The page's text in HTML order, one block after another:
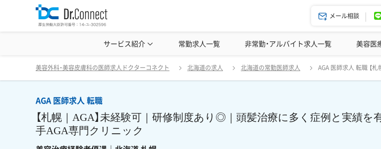
メール相談
サービス紹介 ドクターコネクトの強み エージ
常勤求人一覧 非常勤・アルバイト求人一覧 美容医
美容クリニック見学・研修情報 美容外科・美容皮膚科の医師転職体験談 美容クリニック
美容外科・美容皮膚科の医師求人ドクターコネクト 北海道の求人 北海道の常勤医師求人 AGA 医師求人 転職 【
AGA 医師求人 転職
【札幌｜AGA】未経験可｜研修制度あり◎｜頭髪治療に多く症例と実績を
手AGA専門クリニック
戻る AGA 医師求人 転職 【札幌｜AGA】未経験可｜研修制度あり◎｜頭髪治療に多く症例と